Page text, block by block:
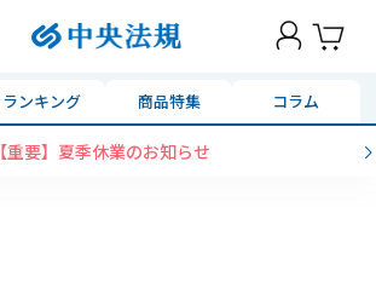
ランキング 商品特集 コラム
【重要】夏季休業のお知らせ